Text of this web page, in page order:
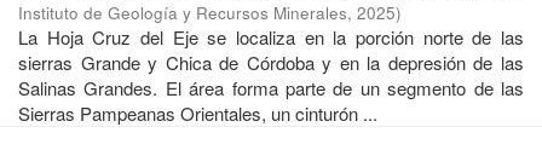
Instituto de Geología y Recursos Minerales, 2025)
La Hoja Cruz del Eje se localiza en la porción norte de las
sierras Grande y Chica de Córdoba y en la depresión de las
Salinas Grandes. El área forma parte de un segmento de las
Sierras Pampeanas Orientales, un cinturón ...